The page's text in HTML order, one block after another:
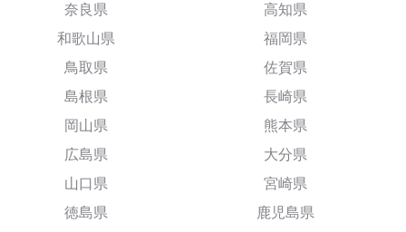
奈良県
和歌山県
鳥取県
島根県
岡山県
広島県
山口県
徳島県
高知県
福岡県
佐賀県
長崎県
熊本県
大分県
宮崎県
鹿児島県